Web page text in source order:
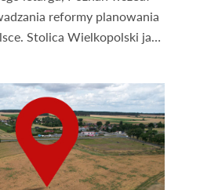
reformy planowania
Stolica Wielkopolski jako
Polsce uchwaliła Plan
i staje się nową
Dlaczego to
dla każdego, kto
Jak wpłynie to na ceny
Zabudowy (WZ) i